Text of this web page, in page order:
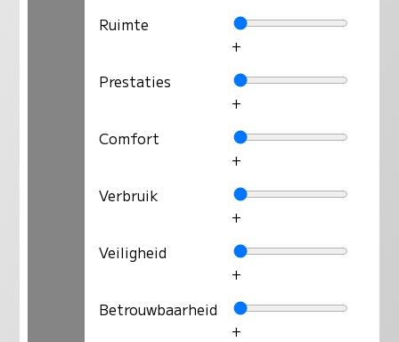
Ruimte
+
Prestaties
+
Comfort
+
Verbruik
+
Veiligheid
+
Betrouwbaarheid
+